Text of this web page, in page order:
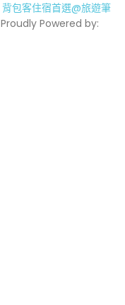
包客住宿首選@旅遊筆
Proudly Powered by: